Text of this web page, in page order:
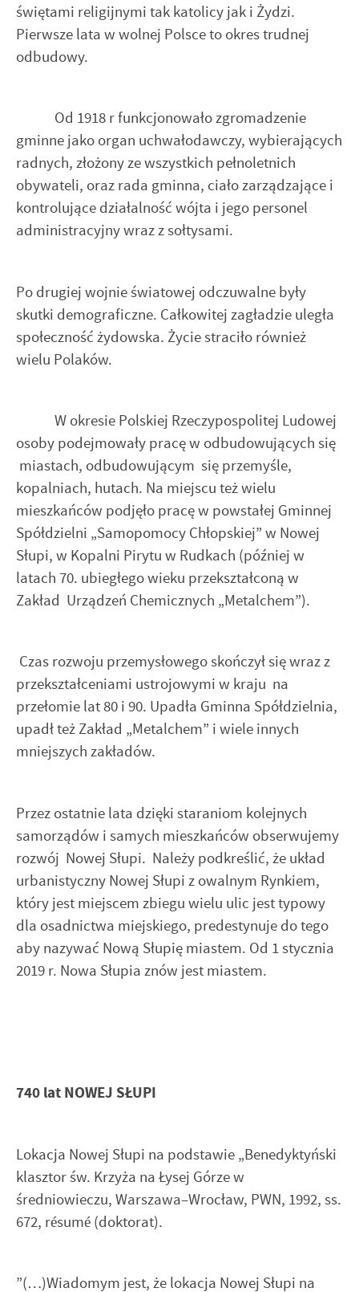
świętami religijnymi tak katolicy jak i Żydzi.
Pierwsze lata w wolnej Polsce to okres trudnej
odbudowy.
Od 1918 r funkcjonowało zgromadzenie
gminne jako organ uchwałodawczy, wybierających
radnych, złożony ze wszystkich pełnoletnich
obywateli, oraz rada gminna, ciało zarządzające i
kontrolujące działalność wójta i jego personel
administracyjny wraz z sołtysami.
Po drugiej wojnie światowej odczuwalne były
skutki demograficzne. Całkowitej zagładzie uległa
społeczność żydowska. Życie straciło również
wielu Polaków.
W okresie Polskiej Rzeczypospolitej Ludowej
osoby podejmowały pracę w odbudowujących się
miastach, odbudowującym się przemyśle,
kopalniach, hutach. Na miejscu też wielu
mieszkańców podjęło pracę w powstałej Gminnej
Spółdzielni „Samopomocy Chłopskiej” w Nowej
Słupi, w Kopalni Pirytu w Rudkach (później w
latach 70. ubiegłego wieku przekształconą w
Zakład Urządzeń Chemicznych „Metalchem”).
Czas rozwoju przemysłowego skończył się wraz z
przekształceniami ustrojowymi w kraju na
przełomie lat 80 i 90. Upadła Gminna Spółdzielnia,
upadł też Zakład „Metalchem” i wiele innych
mniejszych zakładów.
Przez ostatnie lata dzięki staraniom kolejnych
samorządów i samych mieszkańców obserwujemy
rozwój Nowej Słupi. Należy podkreślić, że układ
urbanistyczny Nowej Słupi z owalnym Rynkiem,
który jest miejscem zbiegu wielu ulic jest typowy
dla osadnictwa miejskiego, predestynuje do tego
aby nazywać Nową Słupię miastem. Od 1 stycznia
2019 r. Nowa Słupia znów jest miastem.
740 lat NOWEJ SŁUPI
Lokacja Nowej Słupi na podstawie „Benedyktyński
klasztor św. Krzyża na Łysej Górze w
średniowieczu, Warszawa–Wrocław, PWN, 1992, ss.
672, résumé (doktorat).
”(…)Wiadomym jest, że lokacja Nowej Słupi na